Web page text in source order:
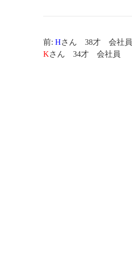
前: Hさん 38才 会社員
Kさん 34才 会社員